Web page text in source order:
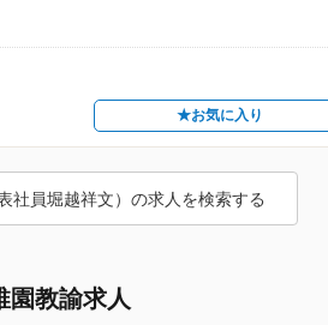
★お気に入り
社員堀越祥文）の求人を検索する
園教諭求人